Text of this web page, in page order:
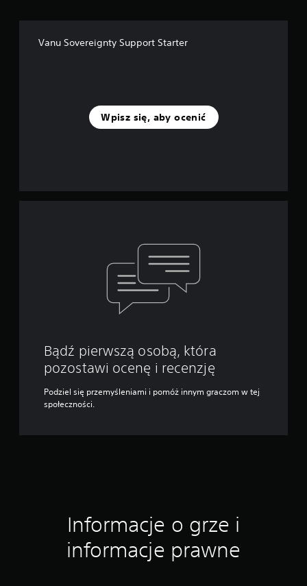
Vanu Sovereignty Support Starter
Wpisz się, aby ocenić
Bądź pierwszą osobą, która
pozostawi ocenę i recenzję
Podziel się przemyśleniami i pomóż innym graczom w tej
społeczności.
Informacje o grze i
informacje prawne